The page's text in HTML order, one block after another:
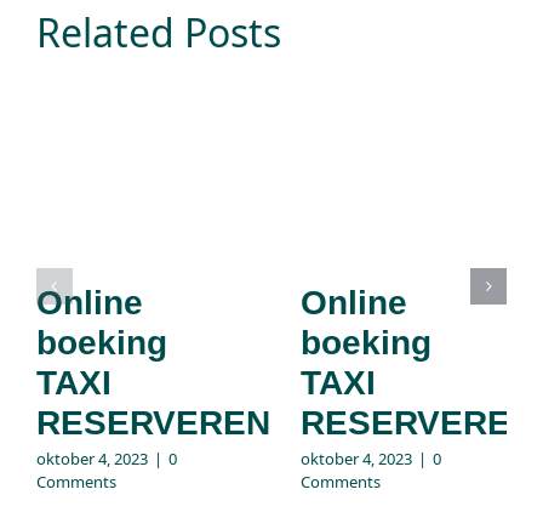
Related Posts
Online
boeking
TAXI
RESERVEREN
oktober 4, 2023 | 0
Comments
Online
boeking
TAXI
RESERVEREN
oktober 4, 2023 | 0
Comments